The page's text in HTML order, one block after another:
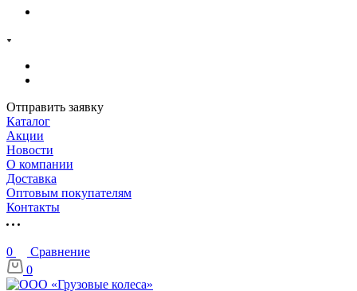
Отправить заявку
Каталог
Акции
Новости
О компании
Доставка
Оптовым покупателям
Контакты
0
Сравнение
0